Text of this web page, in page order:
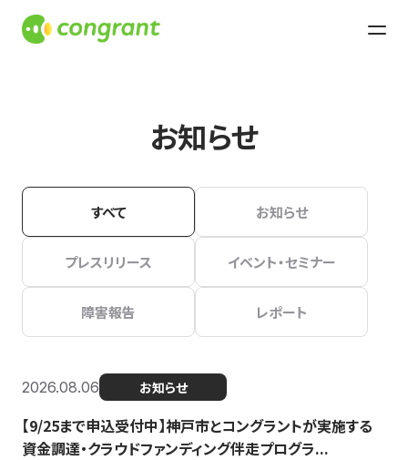
お知らせ
すべて お知らせ
プレスリリース イベント・セミナー
障害報告 レポート
2026.08.06 お知らせ
【9/25まで申込受付中】神戸市とコングラントが実施する
資金調達・クラウドファンディング伴走プログラ...